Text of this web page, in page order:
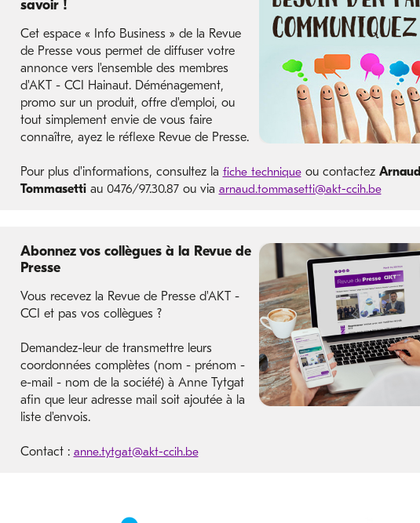
savoir !
Cet espace « Info Business » de la Revue
de Presse vous permet de diffuser votre
annonce vers l'ensemble des membres
d'AKT - CCI Hainaut. Déménagement,
promo sur un produit, offre d'emploi, ou
tout simplement envie de vous faire
connaître, ayez le réflexe Revue de Presse.
Pour plus d'informations, consultez la fiche techniqueou contactez Arnaud
Tommasettiau 0476/97.30.87 ou via arnaud.tommasetti@akt-ccih.be
Abonnez vos collègues à la Revue de
Presse
Vous recevez la Revue de Presse d'AKT -
CCI et pas vos collègues ?
Demandez-leur de transmettre leurs
coordonnées complètes (nom - prénom -
e-mail - nom de la société) à Anne Tytgat
afin que leur adresse mail soit ajoutée à la
liste d'envois.
Contact : anne.tytgat@akt-ccih.be